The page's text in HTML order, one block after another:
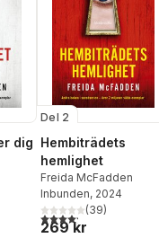
dig
Totalt antal röster:
Del 2
Hembiträdets
hemlighet
Freida McFadden
Inbunden, 2024
4,2utav 5 stjärnor.
(39)
269 kr